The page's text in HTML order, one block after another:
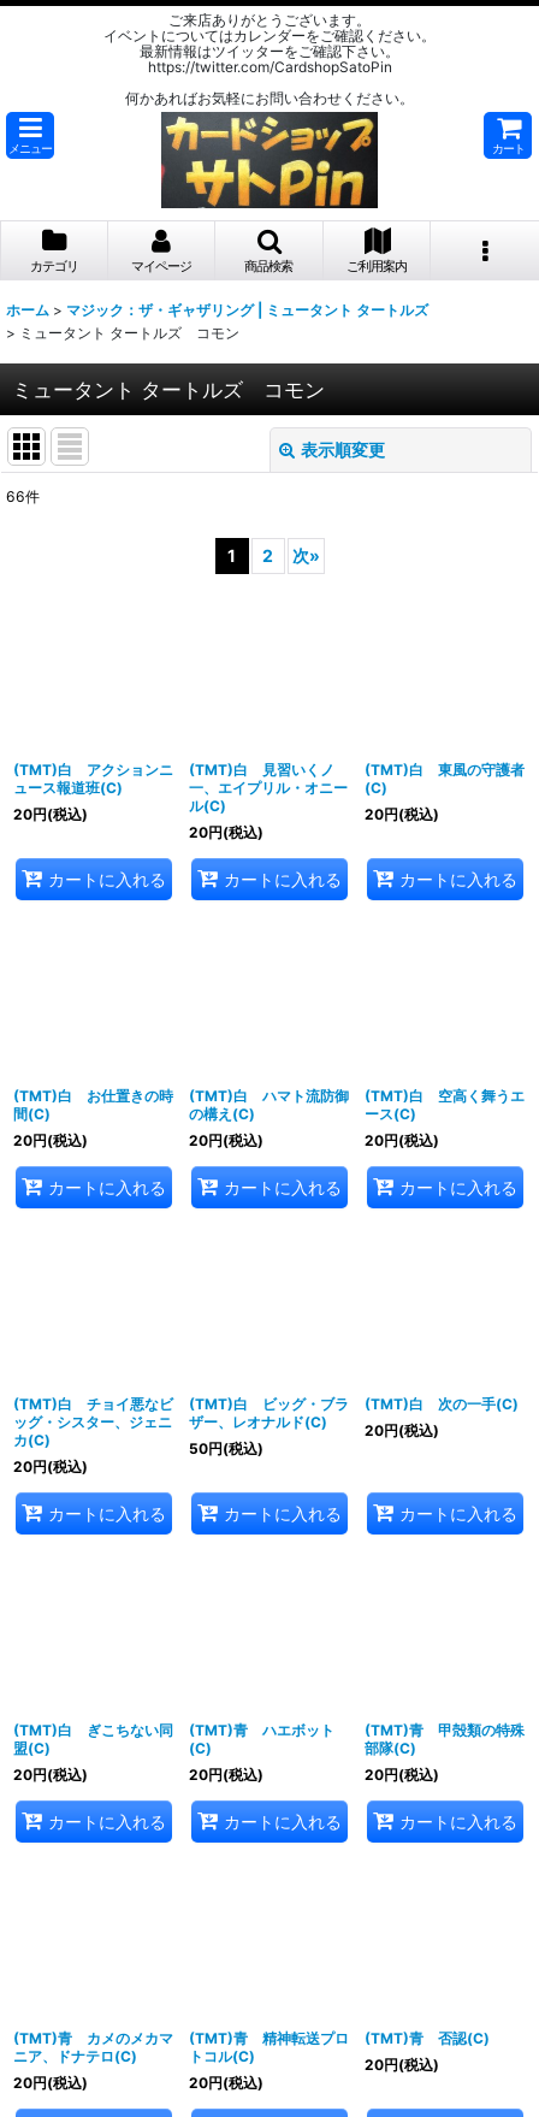
ご来店ありがとうございます。
イベントについてはカレンダーをご確認ください。
最新情報はツイッターをご確認下さい。
https://twitter.com/CardshopSatoPin
何かあればお気軽にお問い合わせください。
メニュー カート
カテゴリ マイページ 商品検索 ご利用案内
ホーム > マジック：ザ・ギャザリング | ミュータント タートルズ
> ミュータント タートルズ コモン
ミュータント タートルズ コモン
表示順変更
66件
1 2 次»
(TMT)白 アクションニ
ュース報道班(C)
20円(税込)
カートに入れる
(TMT)白 見習いくノ
一、エイプリル・オニー
ル(C)
20円(税込)
カートに入れる
(TMT)白 東風の守護者
(C)
20円(税込)
カートに入れる
(TMT)白 お仕置きの時
間(C)
20円(税込)
カートに入れる
(TMT)白 ハマト流防御
の構え(C)
20円(税込)
カートに入れる
(TMT)白 空高く舞うエ
ース(C)
20円(税込)
カートに入れる
(TMT)白 チョイ悪なビ
ッグ・シスター、ジェニ
カ(C)
20円(税込)
カートに入れる
(TMT)白 ビッグ・ブラ
ザー、レオナルド(C)
50円(税込)
カートに入れる
(TMT)白 次の一手(C)
20円(税込)
カートに入れる
(TMT)白 ぎこちない同
盟(C)
20円(税込)
カートに入れる
(TMT)青 ハエボット
(C)
20円(税込)
カートに入れる
(TMT)青 甲殻類の特殊
部隊(C)
20円(税込)
カートに入れる
(TMT)青 カメのメカマ
ニア、ドナテロ(C)
20円(税込)
(TMT)青 精神転送プロ
トコル(C)
20円(税込)
(TMT)青 否認(C)
20円(税込)